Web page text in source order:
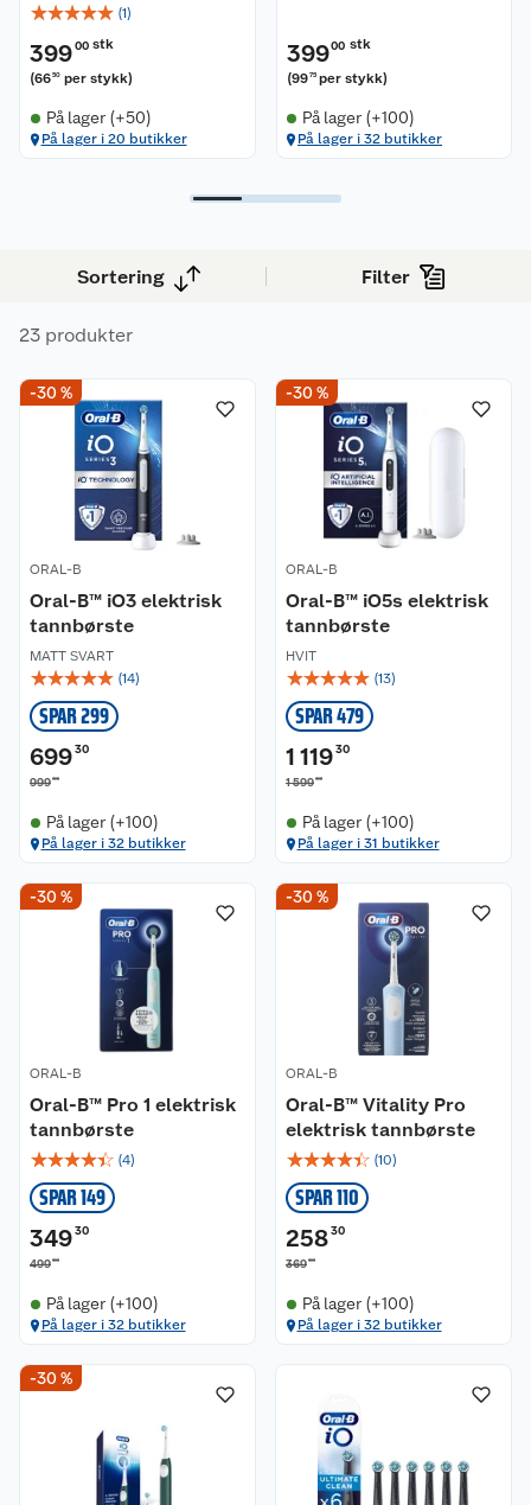
☆☆☆☆☆ (1)
39900 stk
(6650 per stykk)
På lager (+50)
På lager i 20 butikker
39900 stk
(99 75 per stykk)
På lager (+100)
På lager i 32 butikker
Sortering Filter
23 produkter
-30 %
ORAL-B
Oral-B™ iO3 elektrisk
tannbørste
MATT SVART
☆☆☆☆☆ (14)
SPAR 299
69930
99900
På lager (+100)
På lager i 32 butikker
-30 %
ORAL-B
Oral-B™ iO5s elektrisk
tannbørste
HVIT
☆☆☆☆☆ (13)
SPAR 479
1 11930
1 59900
På lager (+100)
På lager i 31 butikker
-30 %
ORAL-B
Oral-B™ Pro 1 elektrisk
tannbørste
☆☆☆☆☆ (4)
SPAR 149
34930
49900
På lager (+100)
På lager i 32 butikker
-30 %
ORAL-B
Oral-B™ Vitality Pro
elektrisk tannbørste
☆☆☆☆☆ (10)
SPAR 110
25830
36900
På lager (+100)
På lager i 32 butikker
-30 %